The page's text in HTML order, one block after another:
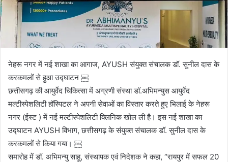
नेहरू नगर में नई शाखा का आगाज, AYUSH संयुक्त संचालक डॉ. सुनील दास के
करकमलों से हुआ उद्घाटन ￼
छत्तीसगढ़ की आयुर्वेद चिकित्सा में अग्रणी संस्था डॉ.अभिमन्युस आयुर्वेद
मल्टीस्पेशलिटी हॉस्पिटल ने अपनी सेवाओं का विस्तार करते हुए भिलाई के नेहरू
नगर (ईस्ट ) में नई मल्टीस्पेशलिटी क्लिनिक खोल ली है। इस नई शाखा का
उद्घाटन AYUSH विभाग, छत्तीसगढ़ के संयुक्त संचालक डॉ. सुनील दास के
करकमलों से किया गया। ￼
समारोह में डॉ. अभिमन्यु साहू, संस्थापक एवं निदेशक ने कहा, “रायपुर में सफल 20